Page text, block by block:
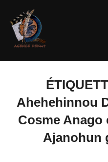
Ahehehinnou
Cosme Anago
Ajanohun